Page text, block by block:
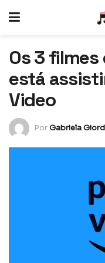
Os 3
está
Video
PorGabriela